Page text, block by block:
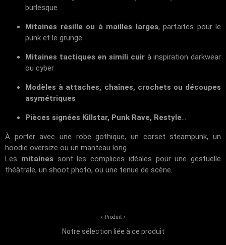
burlesque
Mitaines résille ou à mailles larges, parfaites pour le
punk et le grunge
Mitaines tactiques en simili cuirà inspiration darkwear
ou cyber
Modèles à attaches, chaînes, crochets ou découpes
asymétriques
Pièces signées Killstar, Punk Rave, Restyle...
À porter avec une robe gothique, un corset steampunk, un
hoodie oversize ou un manteau long.
Les mitaines sont les complices idéales pour une gestuelle
théâtrale, un shoot photo, ou une tenue de scène.
Produit
Notre sélection liée à ce produit